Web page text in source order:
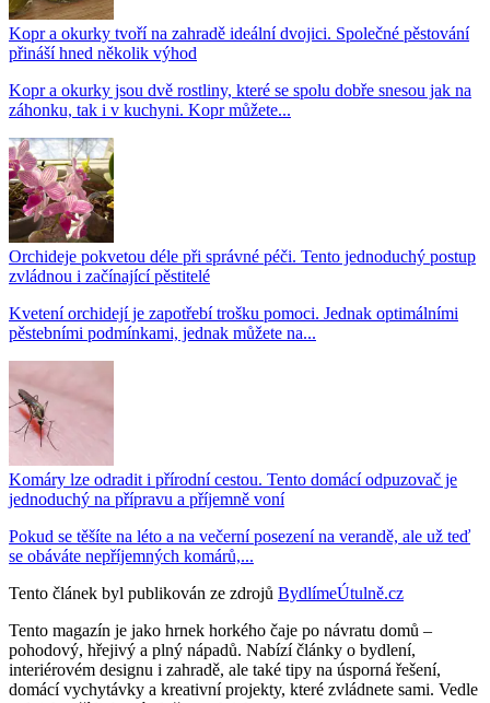
Kopr a okurky tvoří na zahradě ideální dvojici. Společné pěstování
přináší hned několik výhod
Kopr a okurky jsou dvě rostliny, které se spolu dobře snesou jak na
záhonku, tak i v kuchyni. Kopr můžete...
Orchideje pokvetou déle při správné péči. Tento jednoduchý postup
zvládnou i začínající pěstitelé
Kvetení orchidejí je zapotřebí trošku pomoci. Jednak optimálními
pěstebními podmínkami, jednak můžete na...
Komáry lze odradit i přírodní cestou. Tento domácí odpuzovač je
jednoduchý na přípravu a příjemně voní
Pokud se těšíte na léto a na večerní posezení na verandě, ale už teď
se obáváte nepříjemných komárů,...
Tento článek byl publikován ze zdrojů BydlímeÚtulně.cz
Tento magazín je jako hrnek horkého čaje po návratu domů –
pohodový, hřejivý a plný nápadů. Nabízí články o bydlení,
interiérovém designu i zahradě, ale také tipy na úsporná řešení,
domácí vychytávky a kreativní projekty, které zvládnete sami. Vedle